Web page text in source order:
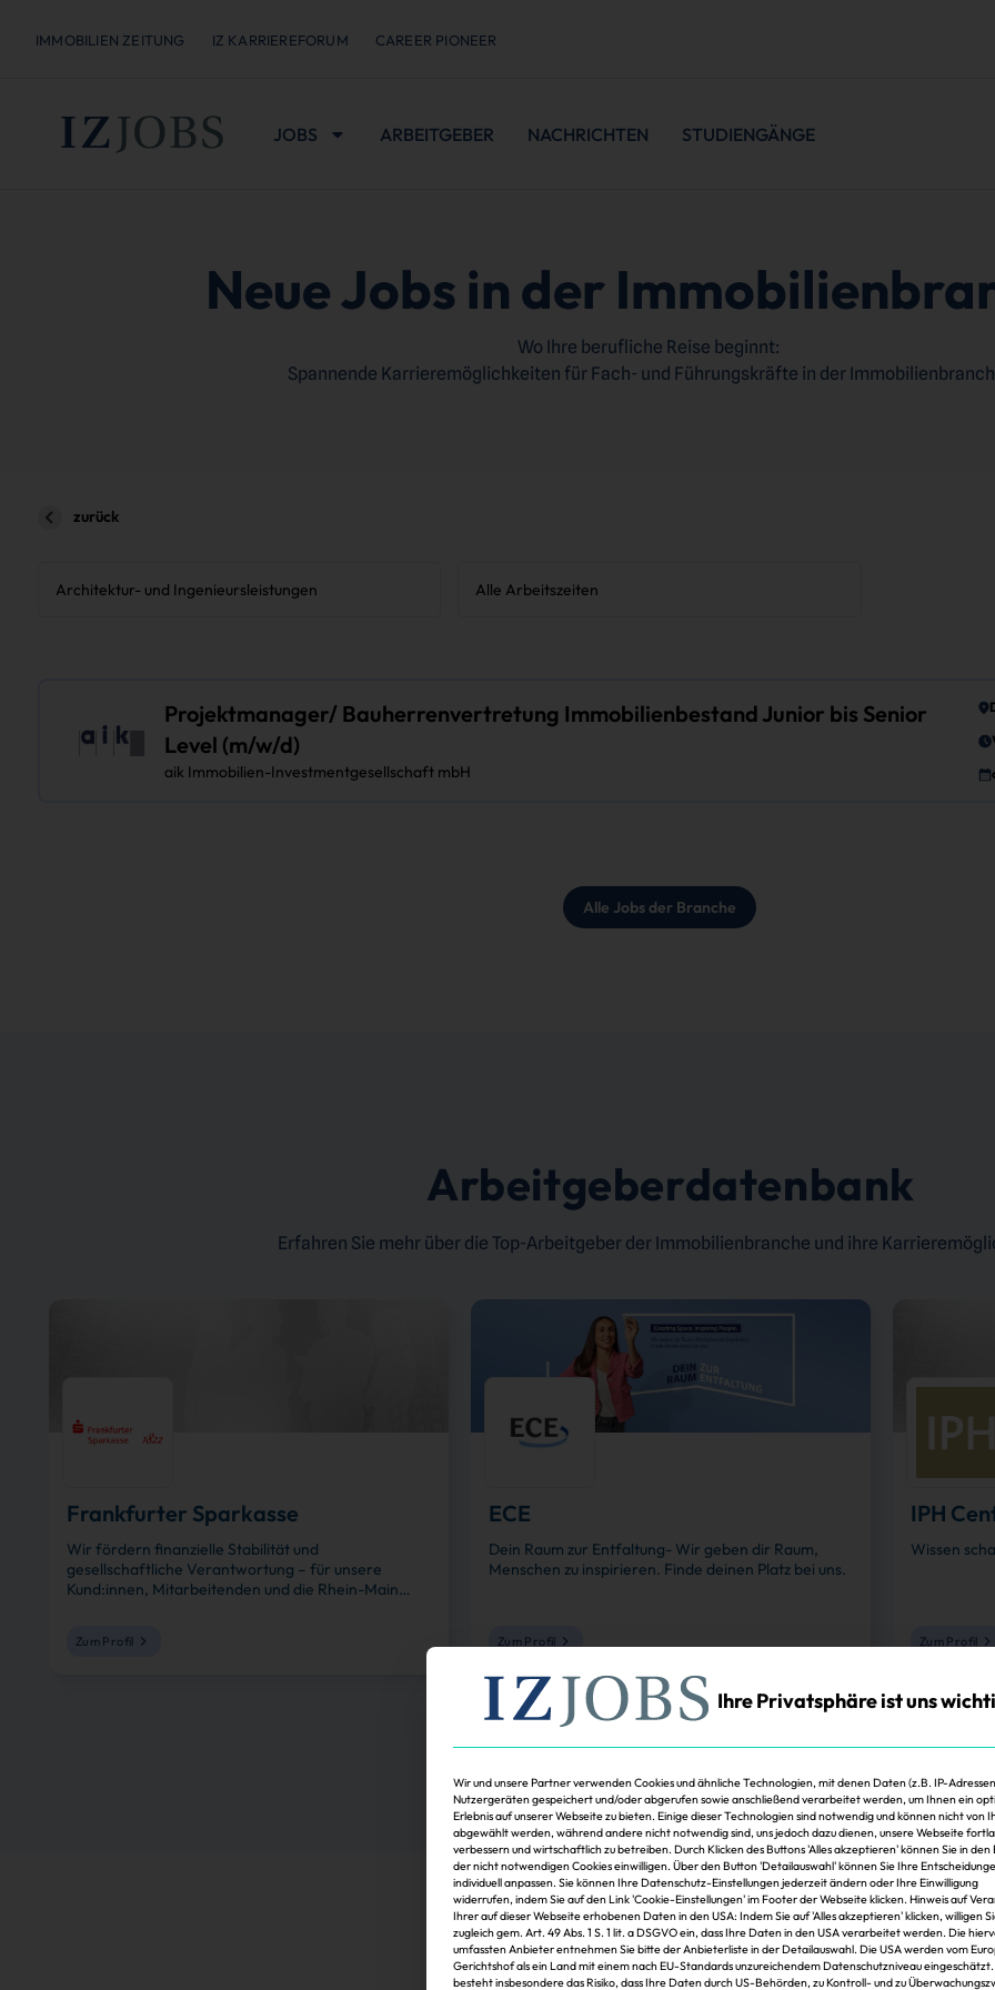
IMMOBILIEN ZEITUNG IZ KARRIEREFORUM CAREER PIONEER
JOBS ARBEITGEBER NACHRICHTEN STUDIENGÄNGE
Neue Jobs in der
Wo Ihre berufliche Reise beginnt:
Spannende Karrieremöglichkeiten für Fach- und Führungskräfte in der
zurück
Projektmanager/ Bauherrenvertretung Immobilienbestand Junior bis Senior
Level (m/w/d)
aik Immobilien-Investmentgesellschaft mbH
Alle Jobs der Branche
Arbeitgeberdatenbank
Erfahren Sie mehr über die Top-Arbeitgeber der Immobilienbranche und ihre
Frankfurter Sparkasse
Wir fördern finanzielle Stabilität und
gesellschaftliche Verantwortung – für unsere
Kund:innen, Mitarbeitenden und die Rhein-Main
Zum Profil
ECE
Dein Raum zur Entfaltung- Wir geben dir Raum,
Menschen zu inspirieren. Finde deinen Platz bei uns.
Zum Profil
IPH
Wissen
Zum Profil
Zur Arbeitgeberdatenbank
Ihre Privatsphäre ist uns
Wir und unsere Partner verwenden Cookies und ähnliche Technologien, mit denen Daten (z.B. IP-
Nutzergeräten gespeichert und/oder abgerufen sowie anschließend verarbeitet werden, um Ihnen ein
Erlebnis auf unserer Webseite zu bieten. Einige dieser Technologien sind notwendig und können nicht von
abgewählt werden, während andere nicht notwendig sind, uns jedoch dazu dienen, unsere Webseite
verbessern und wirtschaftlich zu betreiben. Durch Klicken des Buttons 'Alles akzeptieren' können Sie in den
der nicht notwendigen Cookies einwilligen. Über den Button 'Detailauswahl' können Sie Ihre
individuell anpassen. Sie können Ihre Datenschutz-Einstellungen jederzeit ändern oder Ihre Einwilligung
widerrufen, indem Sie auf den Link 'Cookie-Einstellungen' im Footer der Webseite klicken. Hinweis auf
Ihrer auf dieser Webseite erhobenen Daten in den USA: Indem Sie auf 'Alles akzeptieren' klicken, willigen
zugleich gem. Art. 49 Abs. 1 S. 1 lit. a DSGVO ein, dass Ihre Daten in den USA verarbeitet werden. Die
umfassten Anbieter entnehmen Sie bitte der Anbieterliste in der Detailauswahl. Die USA werden vom
Gerichtshof als ein Land mit einem nach EU-Standards unzureichendem Datenschutzniveau eingeschätzt.
besteht insbesondere das Risiko, dass Ihre Daten durch US-Behörden, zu Kontroll- und zu